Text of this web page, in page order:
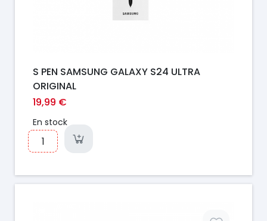
S PEN SAMSUNG GALAXY S24 ULTRA
ORIGINAL
19,99 €
En stock